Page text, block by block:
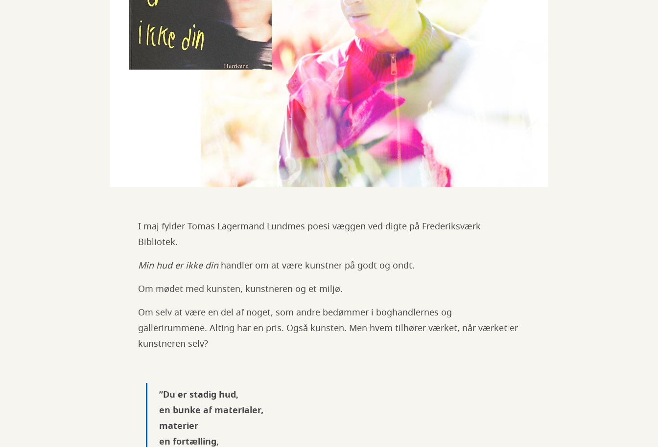
I maj fylder Tomas Lagermand Lundmes poesi væggen ved digte på Frederiksværk
Bibliotek.
Min hud er ikke dinhandler om at være kunstner på godt og ondt.
Om mødet med kunsten, kunstneren og et miljø.
Om selv at være en del af noget, som andre bedømmer i boghandlernes og
gallerirummene. Alting har en pris. Også kunsten. Men hvem tilhører værket, når værket er
kunstneren selv?
”Du er stadig hud,
en bunke af materialer,
materier
en fortælling,